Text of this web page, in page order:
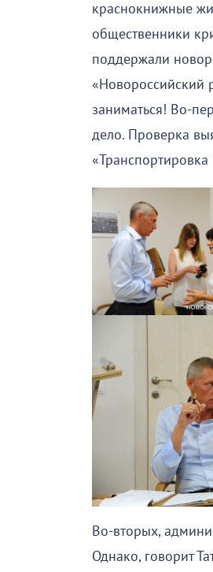
краснокнижные
общественники
поддержали
«Новороссийский
заниматься! Во-
дело. Проверка
Во-вторых,
Однако, говорит